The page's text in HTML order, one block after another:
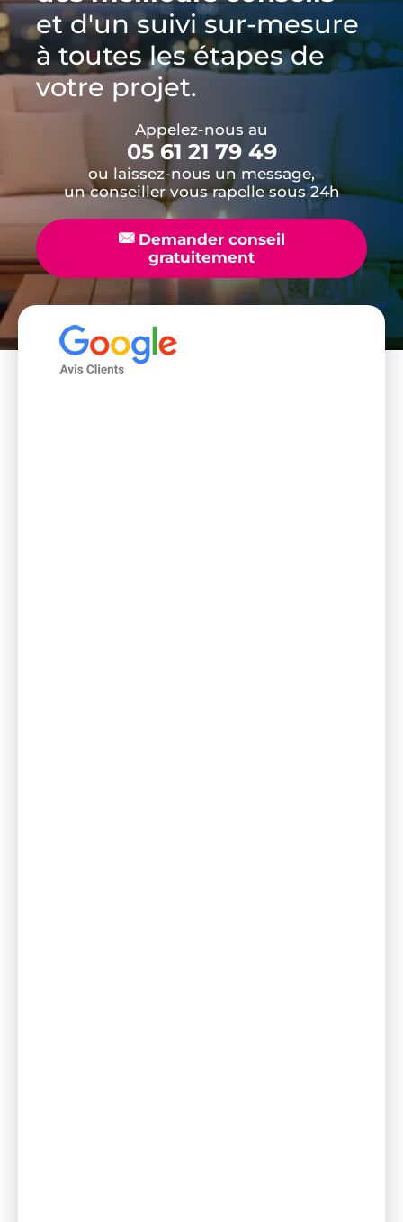
et d'un suivi sur-mesure
à toutes les étapes de
votre projet.
Appelez-nous au
05 61 21 79 49
ou laissez-nous un message,
un conseiller vous rapelle sous 24h
📧Demander conseil
gratuitement